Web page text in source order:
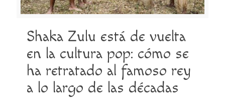
Shaka Zulu está de vuelta
en la cultura pop: cómo se
ha retratado al famoso rey
a lo largo de las décadas